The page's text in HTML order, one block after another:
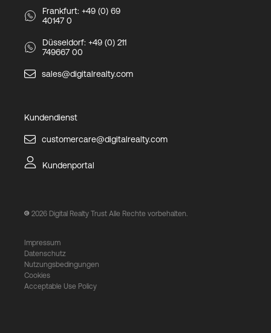
Frankfurt: +49 (0) 69
40147 0
Düsseldorf: +49 (0) 211
749667 00
sales@digitalrealty.com
Kundendienst
customercare@digitalrealty.com
Kundenportal
2026 Digital Realty Trust Alle Rechte vorbehalten.
Impressum
Datenschutz
Nutzungsbedingungen
Cookies
Acceptable Use Policy